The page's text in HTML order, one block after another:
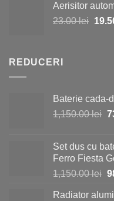
a
fost:
Aerisitor
23.00lei
REDUCERI
Baterie cada-
1,150.00lei
Set dus cu
Ferro Fiesta
1,150.00lei
a
Radiator